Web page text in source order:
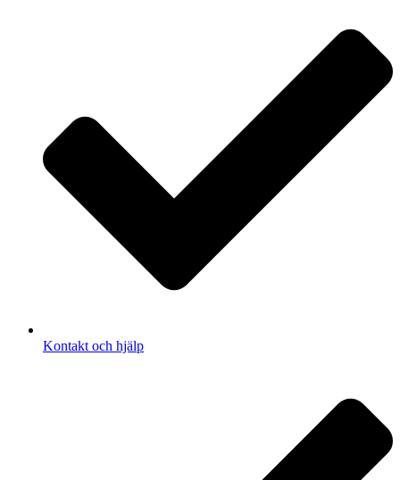
Kontakt och hjälp